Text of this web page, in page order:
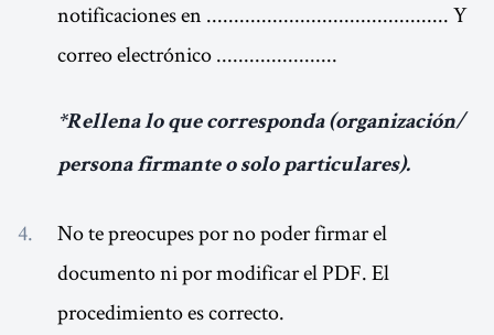
notificaciones en ............................................ Y
correo electrónico ......................
*Rellena lo que corresponda (organización/
persona firmante o solo particulares).
No te preocupes por no poder firmar el
documento ni por modificar el PDF. El
procedimiento es correcto.